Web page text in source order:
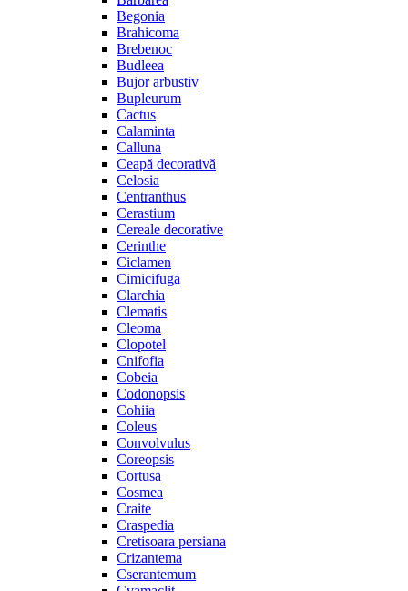
Begonia
Brahicoma
Brebenoc
Budleea
Bujor arbustiv
Bupleurum
Cactus
Calaminta
Calluna
Ceapă decorativă
Celosia
Centranthus
Cerastium
Cereale decorative
Cerinthe
Ciclamen
Cimicifuga
Clarchia
Clematis
Cleoma
Clopotel
Cnifofia
Cobeia
Codonopsis
Cohiia
Coleus
Convolvulus
Coreopsis
Cortusa
Cosmea
Craite
Craspedia
Cretisoara persiana
Crizantema
Cserantemum